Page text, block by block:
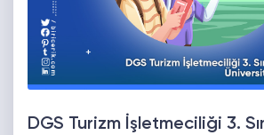
DGS Turizm İşletmeciliği 3.